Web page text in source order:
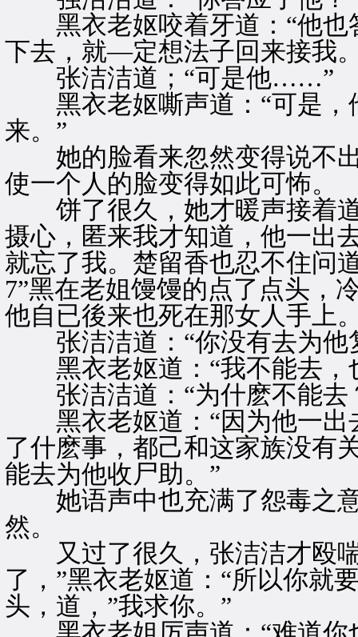
黑衣老妪咬着牙道：“他也
下去，就—定想法子回来接我
张洁洁道；“可是他……”
黑衣老妪嘶声道：“可是，
来。”
她的脸看来忽然变得说不
使一个人的脸变得如此可怖。
饼了很久，她才暖声接着道
摄心，匿来我才知道，他一出
就忘了我。楚留香也忍不住问
7”黑在老姐馒馒的点了点头，
他自已後来也死在那女人手上
张洁洁道：“你没有去为他
黑衣老妪道：“我不能去，
张洁洁道：“为什麽不能去
黑衣老妪道：“因为他一出
了什麽事，都己和这家族没有
能去为他收尸助。”
她语声中也充满了怨毒之意
然。
又过了很久，张洁洁才殴喘
了，”黑衣老妪道：“所以你就
头，道，”我求你。”